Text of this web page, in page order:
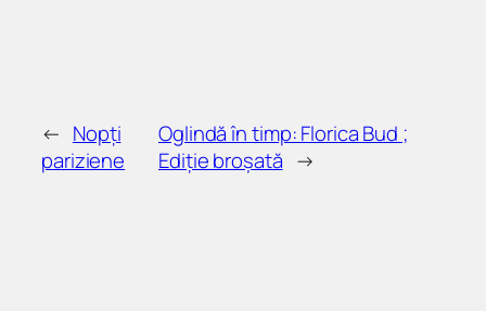
← Nopți
pariziene
Oglindă în timp: Florica Bud ;
Ediție broșată →